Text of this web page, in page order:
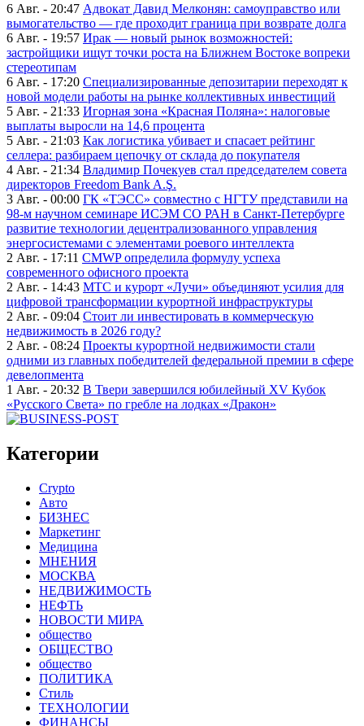
6 Авг. - 20:47 Адвокат Давид Мелконян: самоуправство или
вымогательство — где проходит граница при возврате долга
6 Авг. - 19:57 Ирак — новый рынок возможностей:
застройщики ищут точки роста на Ближнем Востоке вопреки
стереотипам
6 Авг. - 17:20 Специализированные депозитарии переходят к
новой модели работы на рынке коллективных инвестиций
5 Авг. - 21:33 Игорная зона «Красная Поляна»: налоговые
выплаты выросли на 14,6 процента
5 Авг. - 21:03 Как логистика убивает и спасает рейтинг
селлера: разбираем цепочку от склада до покупателя
4 Авг. - 21:34 Владимир Почекуев стал председателем совета
директоров Freedom Bank A.Ş.
3 Авг. - 00:00 ГК «ТЭСС» совместно с НГТУ представили на
98-м научном семинаре ИСЭМ СО РАН в Санкт-Петербурге
развитие технологии децентрализованного управления
энергосистемами с элементами роевого интеллекта
2 Авг. - 17:11 CMWP определила формулу успеха
современного офисного проекта
2 Авг. - 14:43 МТС и курорт «Лучи» объединяют усилия для
цифровой трансформации курортной инфраструктуры
2 Авг. - 09:04 Стоит ли инвестировать в коммерческую
недвижимость в 2026 году?
2 Авг. - 08:24 Проекты курортной недвижимости стали
одними из главных победителей федеральной премии в сфере
девелопмента
1 Авг. - 20:32 В Твери завершился юбилейный XV Кубок
«Русского Света» по гребле на лодках «Дракон»
Категории
Crypto
Авто
БИЗНЕС
Маркетинг
Медицина
МНЕНИЯ
МОСКВА
НЕДВИЖИМОСТЬ
НЕФТЬ
НОВОСТИ МИРА
общество
ОБЩЕСТВО
общество
ПОЛИТИКА
Стиль
ТЕХНОЛОГИИ
ФИНАНСЫ